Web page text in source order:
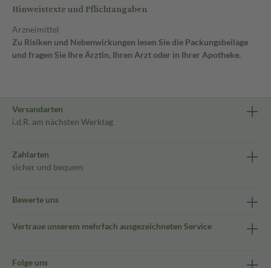
Hinweistexte und Pflichtangaben
Arzneimittel
Zu Risiken und Nebenwirkungen lesen Sie die Packungsbeilage
und fragen Sie Ihre Ärztin, Ihren Arzt oder in Ihrer Apotheke.
Versandarten
i.d.R. am nächsten Werktag
Zahlarten
sicher und bequem
Bewerte uns
Vertraue unserem mehrfach ausgezeichneten Service
Folge uns